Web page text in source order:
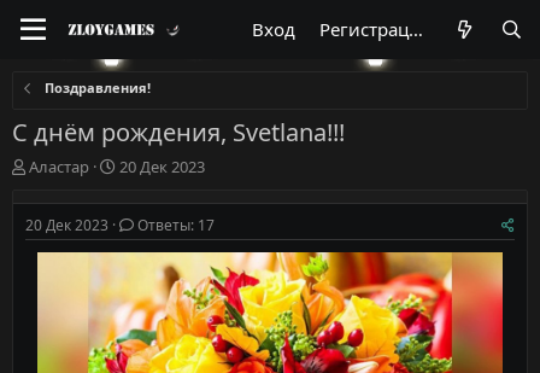
Вход Регистрация
Поздравления!
С днём рождения, Svetlana!!!
А
т
о
ы
Аластар
Д
т
а
н
ч
а
л
а
20 Дек 2023
20 Дек 2023 Ответы: 17